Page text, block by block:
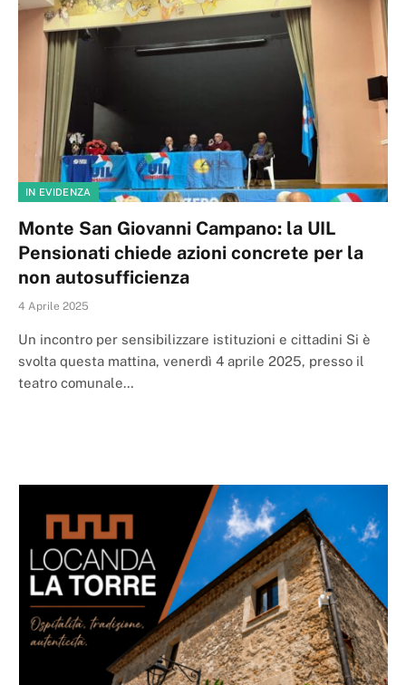
IN EVIDENZA
Monte San Giovanni Campano: la UIL
Pensionati chiede azioni concrete per la
non autosufficienza
4 Aprile 2025
Un incontro per sensibilizzare istituzioni e cittadini Si è
svolta questa mattina, venerdì 4 aprile 2025, presso il
teatro comunale…